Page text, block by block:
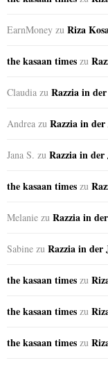
EarnMoney zu Riza
the kasaan times zu
Claudia zu Razzia in
Andrea zu Razzia in
Jana S. zu Razzia in
the kasaan times zu
Melanie zu Razzia in
Sabine zu Razzia in der
the kasaan times zu
the kasaan times zu
the kasaan times zu